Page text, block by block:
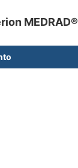
MEDRAD®